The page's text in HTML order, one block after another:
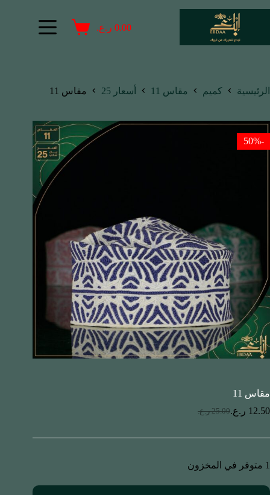
0.00 ر.ع.
الرئيسية كميم مقاس 11 أسعار 25 مقاس 11
-50%
مقاس 11
25.00 ر.ع. 12.50 ر.ع.
1 متوفر في المخزون